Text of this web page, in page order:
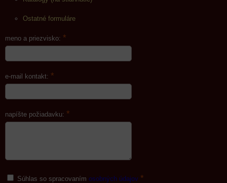
Ostatné formuláre
meno a priezvisko: *
e-mail kontakt: *
napíšte požiadavku: *
Súhlas so spracovaním osobných údajov *